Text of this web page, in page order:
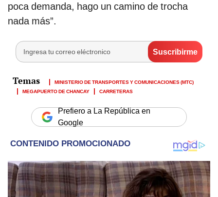
poca demanda, hago un camino de trocha
nada más”.
MINISTERIO DE TRANSPORTES Y COMUNICACIONES (MTC)
MEGAPUERTO DE CHANCAY
CARRETERAS
Prefiero a La República en
Google